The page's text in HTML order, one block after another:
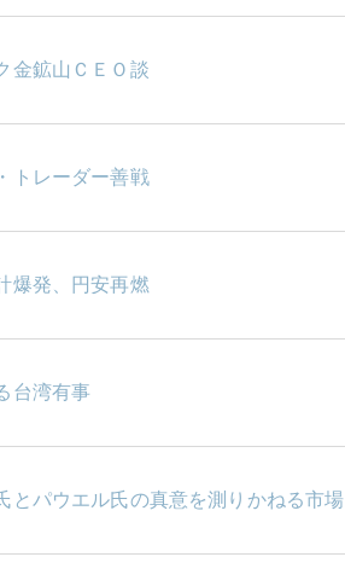
金鉱山ＣＥＯ談
トレーダー善戦
爆発、円安再燃
台湾有事
とパウエル氏の真意を測りかねる市場